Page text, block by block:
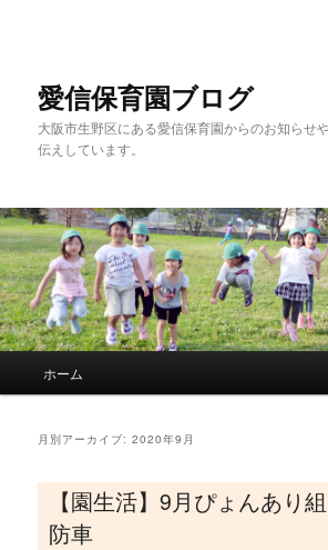
愛信保育園ブログ
大阪市生野区にある愛信保育園からのお知らせ
伝えしています。
メインコンテンツへ移動
サブコンテンツへ移動
ホーム
月別アーカイブ:2020年9月
【園生活】9月ぴょんあり
防車